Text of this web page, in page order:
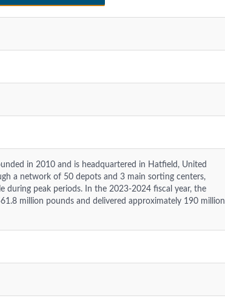
in 2010 and is headquartered in Hatfield, United
a network of 50 depots and 3 main sorting centers,
during peak periods. In the 2023-2024 fiscal year, the
million pounds and delivered approximately 190 million